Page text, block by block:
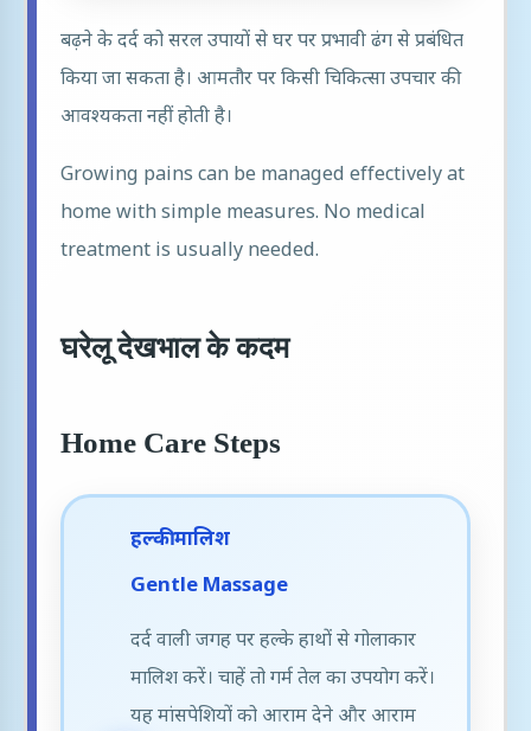
बढ़ने के दर्द को सरल उपायों से घर पर प्रभावी ढंग से प्रबंधित
किया जा सकता है। आमतौर पर किसी चिकित्सा उपचार की
आवश्यकता नहीं होती है।
Growing pains can be managed effectively at
home with simple measures. No medical
treatment is usually needed.
घरेलू देखभाल के कदम
Home Care Steps
हल्की मालिश
Gentle Massage
दर्द वाली जगह पर हल्के हाथों से गोलाकार
मालिश करें। चाहें तो गर्म तेल का उपयोग करें।
यह मांसपेशियों को आराम देने और आराम